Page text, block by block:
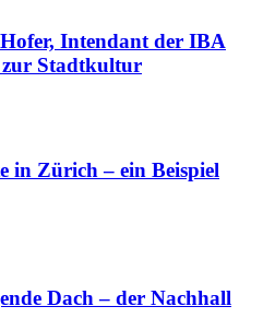
Intendant der IBA
Stadtkultur
in Zürich – ein Beispiel
Dach – der Nachhall